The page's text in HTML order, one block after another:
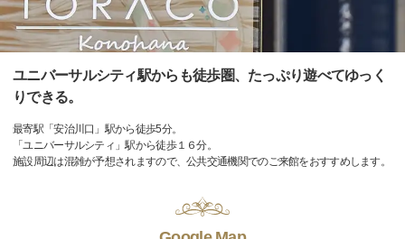
ユニバーサルシティ駅からも徒歩圏、たっぷり遊べてゆっく
りできる。
最寄駅「安治川口」駅から徒歩5分。
「ユニバーサルシティ」駅から徒歩１６分。
施設周辺は混雑が予想されますので、公共交通機関でのご来館をおすすめします。